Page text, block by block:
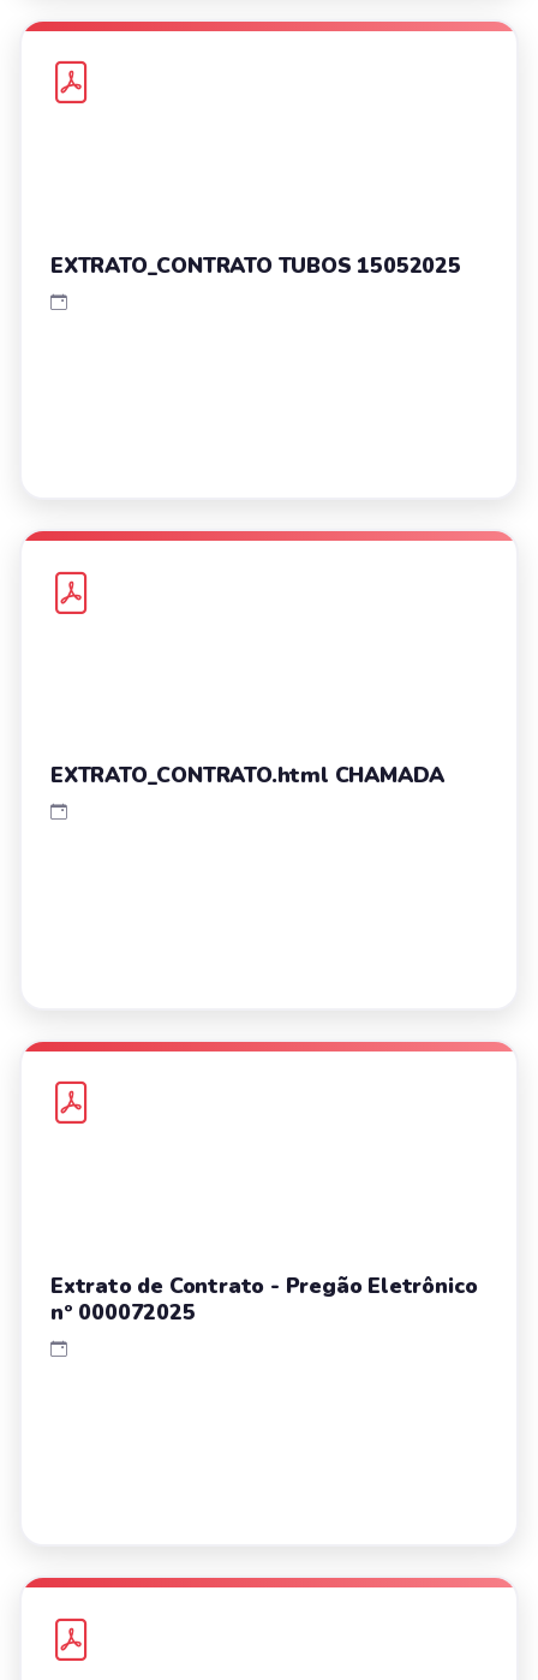
EXTRATO_CONTRATO TUBOS 15052025
EXTRATO_CONTRATO.html CHAMADA
Extrato de Contrato - Pregão Eletrônico
nº 000072025